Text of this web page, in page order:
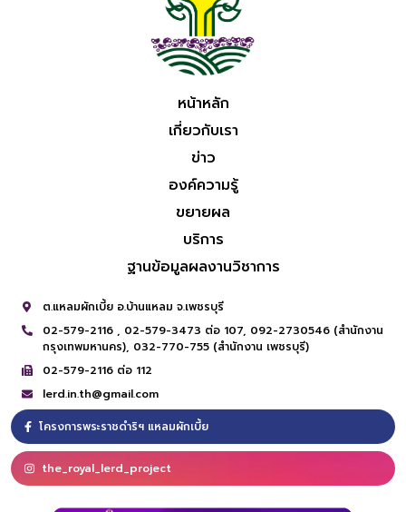
หน้าหลัก
เกี่ยวกับเรา
ข่าว
องค์ความรู้
ขยายผล
บริการ
ฐานข้อมูลผลงานวิชาการ
ต.แหลมผักเบี้ย อ.บ้านแหลม จ.เพชรบุรี
02-579-2116 , 02-579-3473 ต่อ 107, 092-2730546 (สำนักงาน
กรุงเทพมหานคร), 032-770-755 (สำนักงาน เพชรบุรี)
02-579-2116 ต่อ 112
lerd.in.th@gmail.com
โครงการพระราชดำริฯ แหลมผักเบี้ย
the_royal_lerd_project